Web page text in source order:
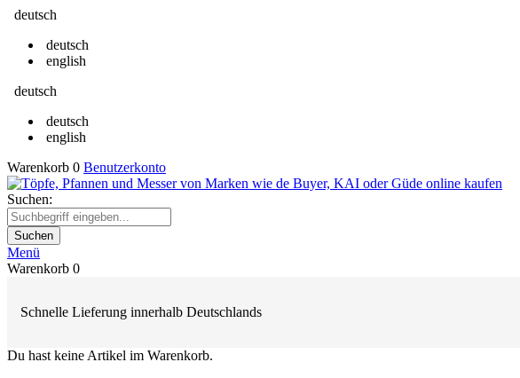
deutsch
deutsch
english
deutsch
deutsch
english
Warenkorb 0 Benutzerkonto
Suchen:
Suchen
Menü
Warenkorb 0
Schnelle Lieferung innerhalb Deutschlands
Du hast keine Artikel im Warenkorb.